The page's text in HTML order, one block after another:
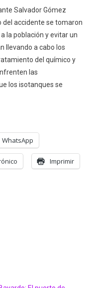
Salvador Gómez
del accidente se tomaron
la población y evitar un
llevando a cabo los
del químico y
las
los isotanques se
WhatsApp
Imprimir